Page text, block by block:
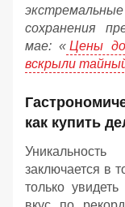
сохранения
мае: « Цены
вскрыли
как купить
заключается в
только